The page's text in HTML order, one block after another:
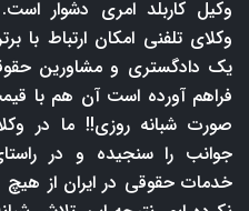
وکیل کاربلد امری دشوار
وکلای تلفنی امکان ارتباط با
یک دادگستری و مشاورین
فراهم آورده است آن هم با
صورت شبانه روزی!! ما در
جوانب را سنجیده و در
خدمات حقوقی در ایران از